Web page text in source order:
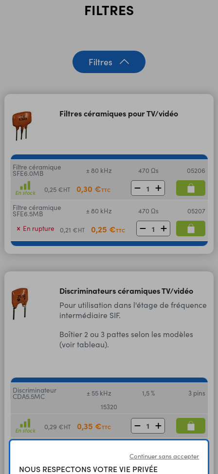
FILTRES
Filtres
Filtres céramiques pour TV/vidéo
Filtre céramique
SFE6.0MB ± 80 kHz 470 Ωs 05206
En stock 0,25 €HT 0,30 €TTC
Filtre céramique
SFE6.5MB ± 80 kHz 470 Ωs
05207
En rupture
0,21 €HT 0,25 €TTC
Discriminateurs céramiques TV/vidéo
Pour utilisation dans l'étage de fréquence
intermédiaire SIF.
Boîtier 2 ou 3 pattes selon les modèles
(voir tableau).
Discriminateur
CDA5.5MC ± 55 kHz 1,5 %
3 pins
15320
En stock 0,29 €HT 0,35 €TTC
Continuer sans accepter
NOUS RESPECTONS VOTRE VIE PRIVÉE